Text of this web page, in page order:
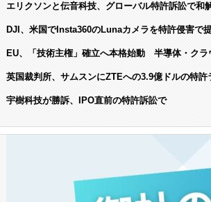
エリクソンと伝音科技、グローバル特許訴訟で和
DJI、米国でInsta360のLunaカメラを特許侵害で
EU、「技術主権」確立へ本格始動 半導体・ク
英国裁判所、サムスンにZTEへの3.9億ドルの特
宇樹科技が勝訴、IPO直前の特許訴訟で